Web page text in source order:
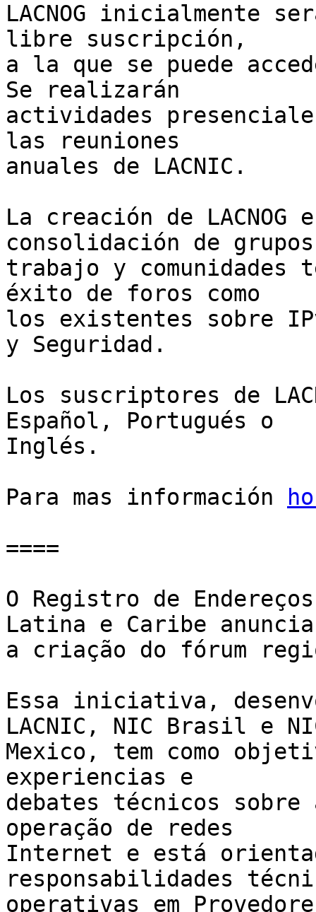
LACNOG inicialmente
libre suscripción,
a la que se puede
Se realizarán
actividades
las reuniones
anuales de LACNIC.
La creación de
consolidación de
trabajo y comunidades
éxito de foros como
los existentes sobre
y Seguridad.
Los suscriptores de
Español, Portugués o
Inglés.
Para mas información
====
O Registro de
Latina e Caribe
a criação do fórum
Essa iniciativa,
LACNIC, NIC Brasil e
Mexico, tem como
experiencias e
debates técnicos sobre
operação de redes
Internet e está
responsabilidades
operativas em